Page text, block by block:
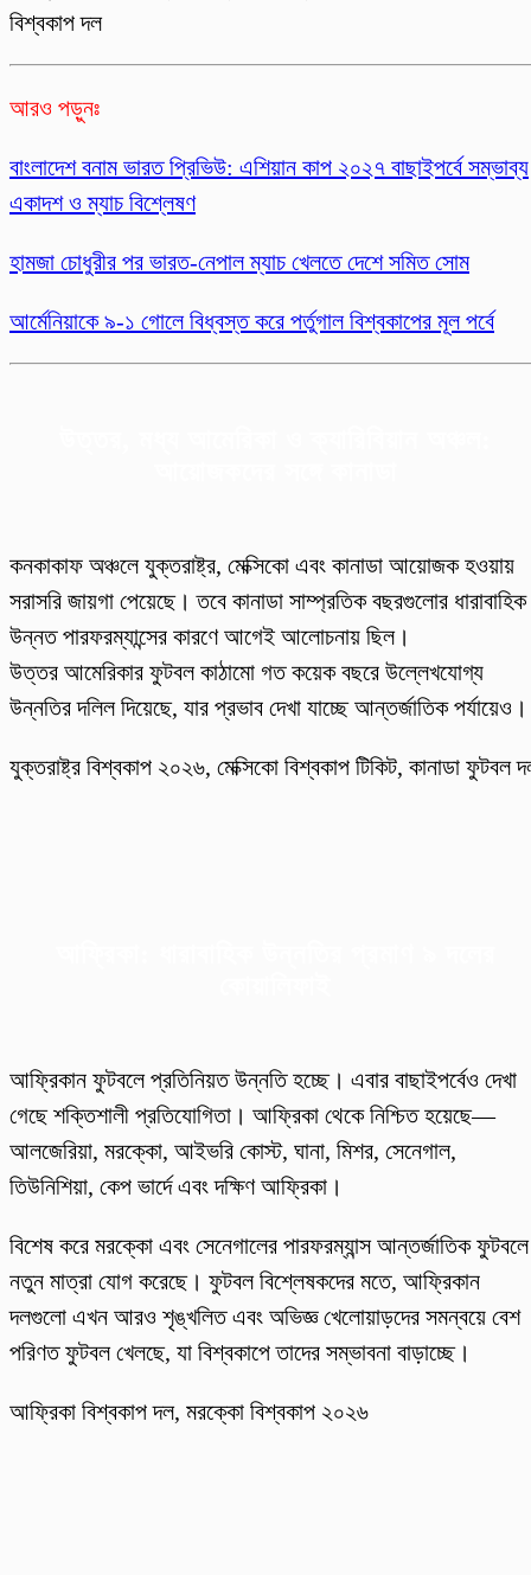
বিশ্বকাপ দল
আরও পড়ুনঃ
বাংলাদেশ বনাম ভারত প্রিভিউ: এশিয়ান কাপ ২০২৭ বাছাইপর্বে সম্ভাব্য
একাদশ ও ম্যাচ বিশ্লেষণ
হামজা চোধুরীর পর ভারত-নেপাল ম্যাচ খেলতে দেশে সমিত সোম
আর্মে‌নিয়াকে ৯-১ গোলে বিধ্ব‌স্ত করে পর্তু‌গাল বিশ্ব‌কাপের মূল পর্বে
কনকাকাফ অঞ্চলে যুক্তরাষ্ট্র, মেক্সিকো এবং কানাডা আয়োজক হওয়ায়
সরাসরি জায়গা পেয়েছে। তবে কানাডা সাম্প্রতিক বছরগুলোর ধারাবাহিক
উন্নত পারফরম্যান্সের কারণে আগেই আলোচনায় ছিল।
উত্তর আমেরিকার ফুটবল কাঠামো গত কয়েক বছরে উল্লেখযোগ্য
উন্নতির দলিল দিয়েছে, যার প্রভাব দেখা যাচ্ছে আন্তর্জাতিক পর্যায়েও।
যুক্তরাষ্ট্র বিশ্বকাপ ২০২৬, মেক্সিকো বিশ্বকাপ টিকিট, কানাডা ফুটবল
আফ্রিকান ফুটবলে প্রতিনিয়ত উন্নতি হচ্ছে। এবার বাছাইপর্বেও দেখা
গেছে শক্তিশালী প্রতিযোগিতা। আফ্রিকা থেকে নিশ্চিত হয়েছে—
আলজেরিয়া, মরক্কো, আইভরি কোস্ট, ঘানা, মিশর, সেনেগাল,
তিউনিশিয়া, কেপ ভার্দে এবং দক্ষিণ আফ্রিকা।
বিশেষ করে মরক্কো এবং সেনেগালের পারফরম্যান্স আন্তর্জাতিক ফুটবলে
নতুন মাত্রা যোগ করেছে। ফুটবল বিশ্লেষকদের মতে, আফ্রিকান
দলগুলো এখন আরও শৃঙ্খলিত এবং অভিজ্ঞ খেলোয়াড়দের সমন্বয়ে বেশ
পরিণত ফুটবল খেলছে, যা বিশ্বকাপে তাদের সম্ভাবনা বাড়াচ্ছে।
আফ্রিকা বিশ্বকাপ দল, মরক্কো বিশ্বকাপ ২০২৬